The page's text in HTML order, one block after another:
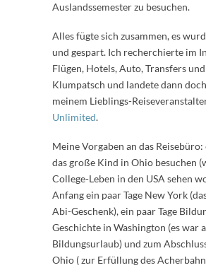
Auslandssemester zu besuchen.
Alles fügte sich zusammen, es
und gespart. Ich recherchierte im
Flügen, Hotels, Auto, Transfers
Klumpatsch und landete dann
meinem Lieblings-
Unlimited.
Meine Vorgaben an das Reisebüro:
das große Kind in Ohio besuchen
College-Leben in den USA sehen
Anfang ein paar Tage New York
Abi-Geschenk), ein paar Tage
Geschichte in Washington (es war
Bildungsurlaub) und zum
Ohio ( zur Erfüllung des